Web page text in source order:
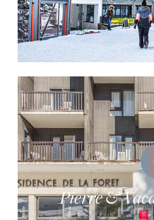
Pierre &